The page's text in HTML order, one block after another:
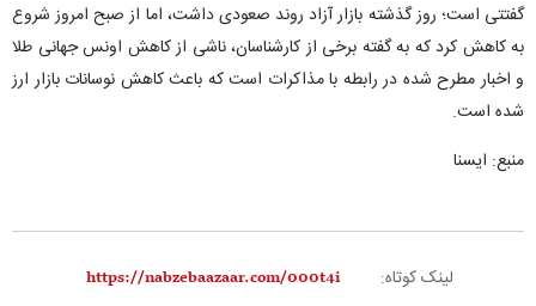
گفتتی است؛ روز گذشته بازار آزاد روند صعودی داشت، اما از صبح امروز شروع
به کاهش کرد که به گفته برخی از کارشناسان، ناشی از کاهش اونس جهانی طلا
و اخبار مطرح شده در رابطه با مذاکرات است که باعث کاهش نوسانات بازار ارز
شده است.
منبع: ایسنا
لینک کوتاه: